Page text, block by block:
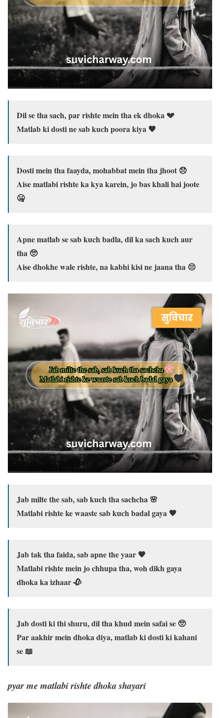
Dil se tha sach, par rishte mein tha ek dhoka 💔
Matlab ki dosti ne sab kuch poora kiya 🖤
Dosti mein tha faayda, mohabbat mein tha jhoot 😞
Aise matlabi rishte ka kya karein, jo bas khali hai joote
🤐
Apne matlab se sab kuch badla, dil ka sach kuch aur
tha 🥺
Aise dhokhe wale rishte, na kabhi kisi ne jaana tha 😔
Jab milte the sab, sab kuch tha sachcha 🌸
Matlabi rishte ke waaste sab kuch badal gaya 🖤
Jab tak tha faida, sab apne the yaar 🖤
Matlabi rishte mein jo chhupa tha, woh dikh gaya
dhoka ka izhaar 🥀
Jab dosti ki thi shuru, dil tha khud mein safai se 🥺
Par aakhir mein dhoka diya, matlab ki dosti ki kahani
se 📖
pyar me matlabi rishte dhoka shayari